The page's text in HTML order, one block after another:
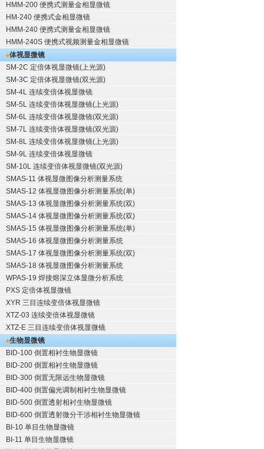
HMM-200 便携式测量金相显微镜
HM-240 便携式金相显微镜
HMM-240 便携式测量金相显微镜
HMM-240S 便携式视频测量金相显微镜
体视显微镜
SM-2C 定倍体视显微镜(上光源)
SM-3C 定倍体视显微镜(双光源)
SM-4L 连续变倍体视显微镜
SM-5L 连续变倍体视显微镜(上光源)
SM-6L 连续变倍体视显微镜(双光源)
SM-7L 连续变倍体视显微镜(双光源)
SM-8L 连续变倍体视显微镜(上光源)
SM-9L 连续变倍体视显微镜
SM-10L 连续变倍体视显微镜(双光源)
SMAS-11 体视显微图像分析测量系统
SMAS-12 体视显微图像分析测量系统(单)
SMAS-13 体视显微图像分析测量系统(双)
SMAS-14 体视显微图像分析测量系统(双)
SMAS-15 体视显微图像分析测量系统(单)
SMAS-16 体视显微图像分析测量系统
SMAS-17 体视显微图像分析测量系统(双)
SMAS-18 体视显微图像分析测量系统
WPAS-19 焊接熔深立体显微分析系统
PXS 定倍体视显微镜
XYR 三目连续变倍体视显微镜
XTZ-03 连续变倍体视显微镜
XTZ-E 三目连续变倍体视显微镜
生物显微镜
BID-100 倒置相衬生物显微镜
BID-200 倒置相衬生物显微镜
BID-300 倒置无限远生物显微镜
BID-400 倒置偏光调制相衬生物显微镜
BID-500 倒置透射相衬生物显微镜
BID-600 倒置透射微分干涉相衬生物显微镜
BI-10 单目生物显微镜
BI-11 单目生物显微镜